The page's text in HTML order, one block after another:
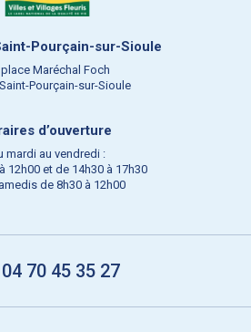
Pourçain-sur-Sioule
place Maréchal Foch
Pourçain-sur-Sioule
d’ouverture
mardi au vendredi :
12h00 et de 14h30 à 17h30
de 8h30 à 12h00
04 70 45 35 27